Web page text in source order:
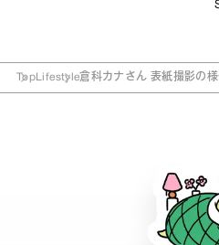
Top Lifestyle倉科カナさん 表紙撮影の